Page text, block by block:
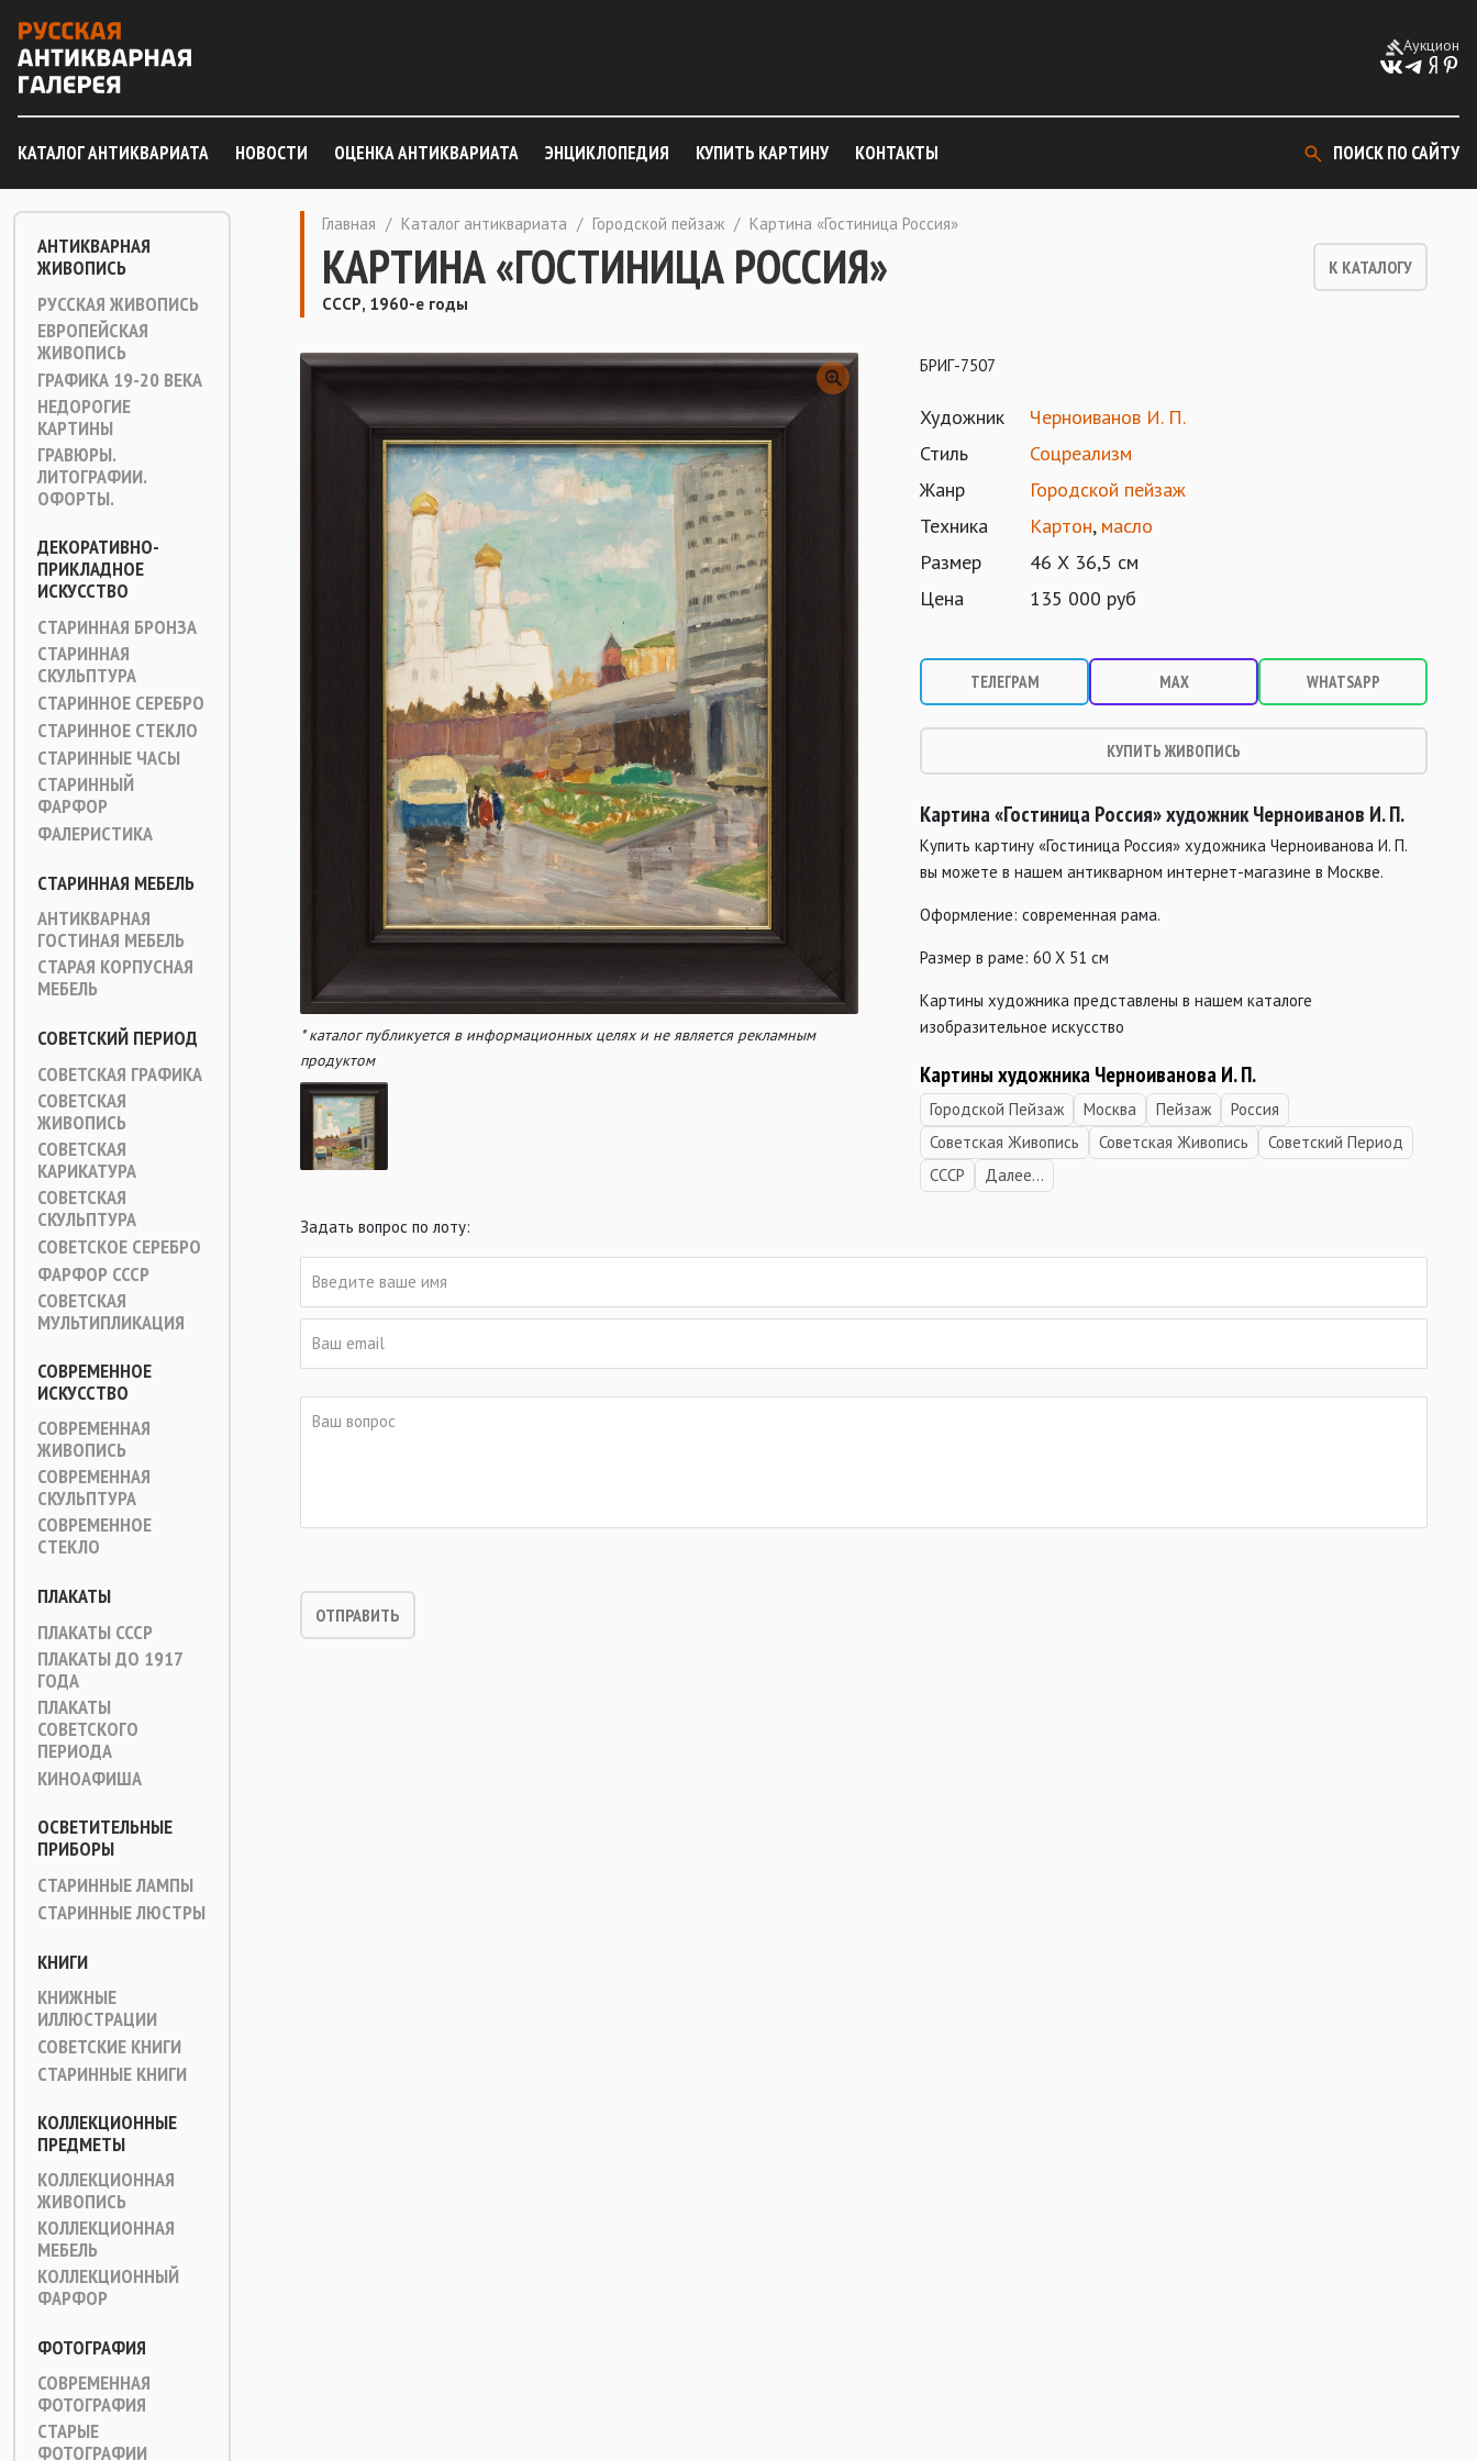
Аукцион
КАТАЛОГ АНТИКВАРИАТА НОВОСТИ ОЦЕНКА АНТИКВАРИАТА ЭНЦИКЛОПЕДИЯ КУПИТЬ КАРТИНУ КОНТАКТЫ ПОИСК ПО САЙТУ
АНТИКВАРНАЯ
ЖИВОПИСЬ
РУССКАЯ ЖИВОПИСЬ
ЕВРОПЕЙСКАЯ
ЖИВОПИСЬ
ГРАФИКА 19-20 ВЕКА
НЕДОРОГИЕ
КАРТИНЫ
ГРАВЮРЫ.
ЛИТОГРАФИИ.
ОФОРТЫ.
ДЕКОРАТИВНО-
ПРИКЛАДНОЕ
ИСКУССТВО
СТАРИННАЯ БРОНЗА
СТАРИННАЯ
СКУЛЬПТУРА
СТАРИННОЕ СЕРЕБРО
СТАРИННОЕ СТЕКЛО
СТАРИННЫЕ ЧАСЫ
СТАРИННЫЙ
ФАРФОР
ФАЛЕРИСТИКА
СТАРИННАЯ МЕБЕЛЬ
АНТИКВАРНАЯ
ГОСТИНАЯ МЕБЕЛЬ
СТАРАЯ КОРПУСНАЯ
МЕБЕЛЬ
СОВЕТСКИЙ ПЕРИОД
СОВЕТСКАЯ ГРАФИКА
СОВЕТСКАЯ
ЖИВОПИСЬ
СОВЕТСКАЯ
КАРИКАТУРА
СОВЕТСКАЯ
СКУЛЬПТУРА
СОВЕТСКОЕ СЕРЕБРО
ФАРФОР СССР
СОВЕТСКАЯ
МУЛЬТИПЛИКАЦИЯ
СОВРЕМЕННОЕ
ИСКУССТВО
СОВРЕМЕННАЯ
ЖИВОПИСЬ
СОВРЕМЕННАЯ
СКУЛЬПТУРА
СОВРЕМЕННОЕ
СТЕКЛО
ПЛАКАТЫ
ПЛАКАТЫ СССР
ПЛАКАТЫ ДО 1917
ГОДА
ПЛАКАТЫ
СОВЕТСКОГО
ПЕРИОДА
КИНОАФИША
ОСВЕТИТЕЛЬНЫЕ
ПРИБОРЫ
СТАРИННЫЕ ЛАМПЫ
СТАРИННЫЕ ЛЮСТРЫ
КНИГИ
КНИЖНЫЕ
ИЛЛЮСТРАЦИИ
СОВЕТСКИЕ КНИГИ
СТАРИННЫЕ КНИГИ
КОЛЛЕКЦИОННЫЕ
ПРЕДМЕТЫ
КОЛЛЕКЦИОННАЯ
ЖИВОПИСЬ
КОЛЛЕКЦИОННАЯ
МЕБЕЛЬ
КОЛЛЕКЦИОННЫЙ
ФАРФОР
ФОТОГРАФИЯ
СОВРЕМЕННАЯ
ФОТОГРАФИЯ
СТАРЫЕ
ФОТОГРАФИИ
Главная / Каталог антиквариата / Городской пейзаж / Картина «Гостиница Россия»
КАРТИНА «ГОСТИНИЦА РОССИЯ» К КАТАЛОГУ
СССР, 1960-е годы
* каталог публикуется в информационных целях и не является рекламным
продуктом
БРИГ-7507
Художник
Черноиванов И. П.
Стиль
Соцреализм
Жанр
Городской пейзаж
Техника
Картон, масло
Размер
46 Х 36,5 см
Цена
135 000 руб
ТЕЛЕГРАМ MAX WHATSAPP
КУПИТЬ ЖИВОПИСЬ
Картина «Гостиница Россия» художник Черноиванов И. П.
Купить картину «Гостиница Россия» художника Черноиванова И. П.
вы можете в нашем антикварном интернет-магазине в Москве.
Оформление: современная рама.
Размер в раме: 60 Х 51 см
Картины художника представлены в нашем каталоге
изобразительное искусство
Картины художника Черноиванова И. П.
Городской Пейзаж Москва Пейзаж
Россия
Советская Живопись
Советская Живопись
Советский Период
СССР
Далее...
Задать вопрос по лоту: